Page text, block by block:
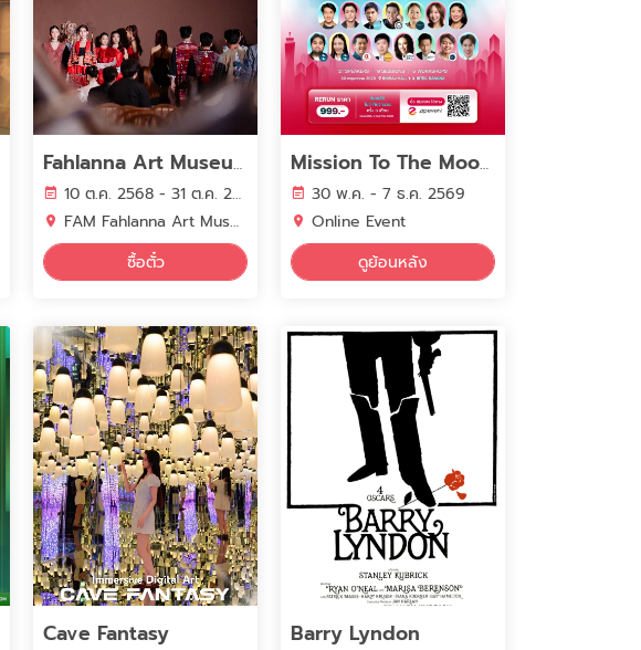
Fahlanna Art Museum
10 ต.ค. 2568 - 31 ต.ค. 2571
FAM Fahlanna Art Museum
ซื้อตั๋ว
Mission To The Moon Forum 2026 : Work-Life Evolution เมื่อโลกวิวัฒนาการ ชีวิตและการทำงานต้องเติบโตไปด้วยกัน
30 พ.ค. - 7 ธ.ค. 2569
Online Event
ดูย้อนหลัง
Cave Fantasy Barry Lyndon